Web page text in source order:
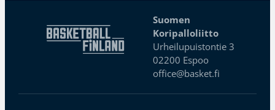
Suomen
Koripalloliitto
Urheilupuistontie 3
02200 Espoo
office@basket.fi